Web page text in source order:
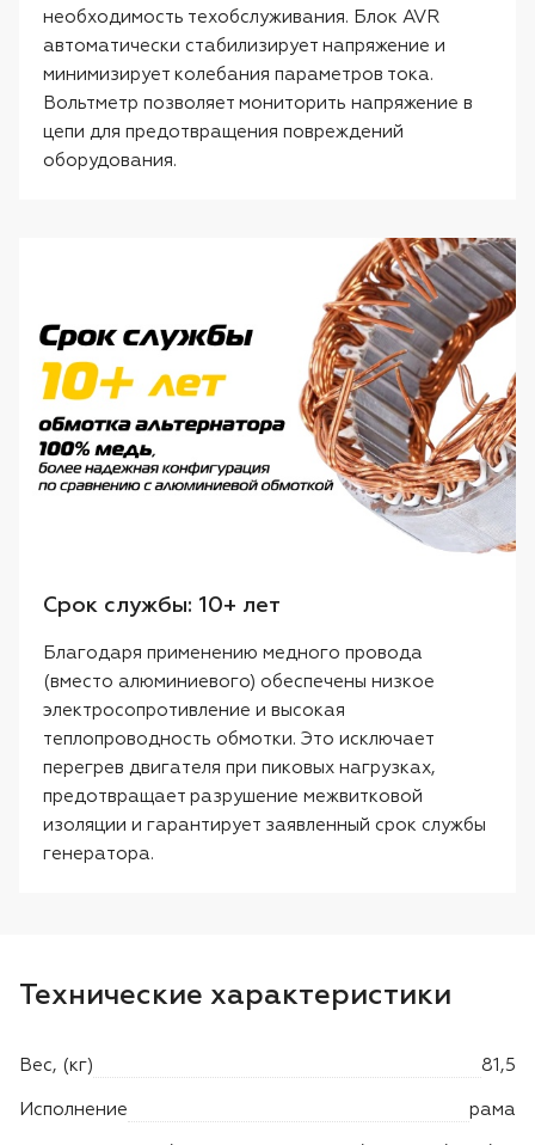
необходимость техобслуживания. Блок AVR
автоматически стабилизирует напряжение и
минимизирует колебания параметров тока.
Вольтметр позволяет мониторить напряжение в
цепи для предотвращения повреждений
оборудования.
Срок службы: 10+ лет
Благодаря применению медного провода
(вместо алюминиевого) обеспечены низкое
электросопротивление и высокая
теплопроводность обмотки. Это исключает
перегрев двигателя при пиковых нагрузках,
предотвращает разрушение межвитковой
изоляции и гарантирует заявленный срок службы
генератора.
Технические характеристики
Вес, (кг) 81,5
Исполнение рама